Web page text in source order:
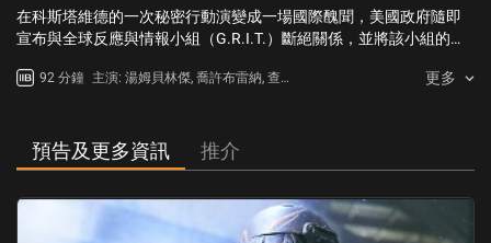
在科斯塔維德的一次秘密行動演變成一場國際醜聞，美國政府隨即
宣布與全球反應與情報小組（G.R.I.T.）斷絕關係，並將該小組的成
國家的追捕，被迫擅離職守。然而，他卻發現自己最後的盟友——鳳
奇狙擊手托馬斯·貝克特、戰友“零號特工”以及少數反叛者重聚，展
開了一場幾乎不可能完成的秘密營救行動。
92 分鐘 主演: 湯姆貝林傑, 喬許布雷納, 查德
更多
預告及更多資訊 推介